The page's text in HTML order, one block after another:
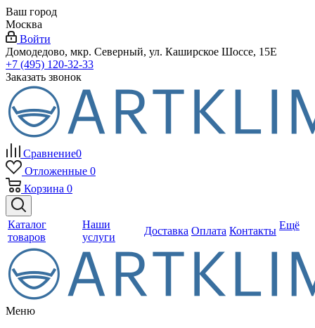
Ваш город
Москва
Войти
Домодедово, мкр. Северный, ул. Каширское Шоссе, 15Е
+7 (495) 120-32-33
Заказать звонок
Сравнение0
Отложенные 0
Корзина 0
Каталог
товаров
Наши
услуги
Доставка Оплата Контакты Ещё
Меню